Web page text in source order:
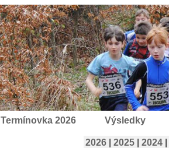
Termínovka 2026 Výsledky
2026 2025 2024